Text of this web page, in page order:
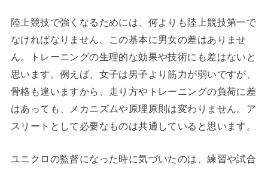
陸上競技で強くなるためには、何よりも陸上競技第一で
なければなりません。この基本に男女の差はありませ
ん。トレーニングの生理的な効果や技術にも差はないと
思います。例えば、女子は男子より筋力が弱いですが、
骨格も違いますから、走り方やトレーニングの負荷に差
はあっても、メカニズムや原理原則は変わりません。ア
スリートとして必要なものは共通していると思います。
ユニクロの監督になった時に気づいたのは、練習や試合